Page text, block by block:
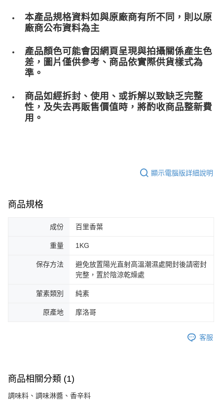
本產品規格資料如與原廠商有所不同，則以原
廠商公布資料為主
產品顏色可能會因網頁呈現與拍攝關係產生色
差，圖片僅供參考、商品依實際供貨樣式為
準。
商品如經拆封、使用、或拆解以致缺乏完整
性，及失去再販售價值時，將酌收商品整﻿新費
用。
顯示電腦版詳細說明
商品規格
成份 百里香葉
重量 1KG
保存方法
避免放置陽光直射高溫潮濕處開封後請密封
完整，置於陰涼乾燥處
葷素類別 純素
原產地 摩洛哥
客服
商品相關分類 (1)
調味料、調味淋醬、香辛料